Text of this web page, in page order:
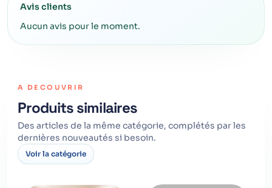
Avis clients
Aucun avis pour le moment.
A DECOUVRIR
Produits similaires
Des articles de la même catégorie, complétés par les
dernières nouveautés si besoin.
Voir la catégorie